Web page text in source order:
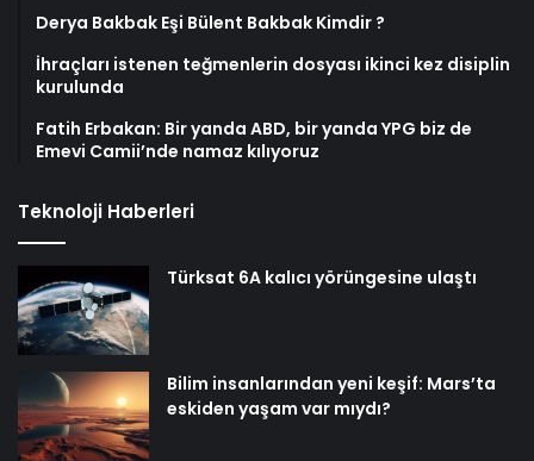
Derya Bakbak Eşi Bülent Bakbak Kimdir ?
İhraçları istenen teğmenlerin dosyası ikinci kez disiplin
kurulunda
Fatih Erbakan: Bir yanda ABD, bir yanda YPG biz de
Emevi Camii’nde namaz kılıyoruz
Teknoloji Haberleri
Türksat 6A kalıcı yörüngesine ulaştı
Bilim insanlarından yeni keşif: Mars’ta
eskiden yaşam var mıydı?